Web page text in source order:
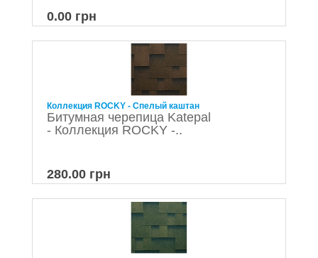
0.00 грн
Коллекция ROCKY - Спелый каштан
Битумная черепица Katepal
- Коллекция ROCKY -..
280.00 грн